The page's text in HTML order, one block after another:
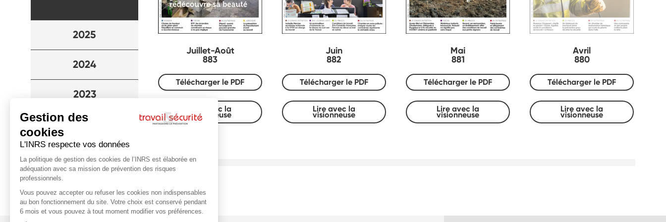
2025
2024
2023
2022
2021
Juillet-Août
883
Télécharger le PDF
Lire avec la
visionneuse
Juin
882
Télécharger le PDF
Lire avec la
visionneuse
Mai
881
Télécharger le PDF
Lire avec la
visionneuse
Avril
880
Télécharger le PDF
Lire avec la
visionneuse